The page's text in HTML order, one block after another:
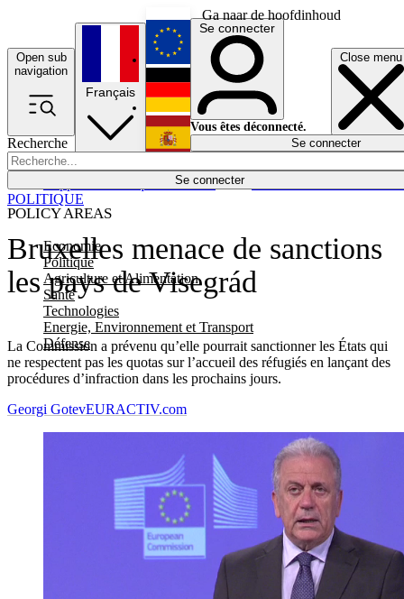
Ga naar de hoofdinhoud
Open sub
navigation
Close menu
Recherche
Se connecter
POLICY AREAS
Economie
Politique
Agriculture et Alimentation
Santé
Technologies
Energie, Environnement et Transport
Défense
Économie
Français
English
Deutsch
Español
Se connecter
Vous êtes déconnecté.
Se connecter
Bruxelles menace de sanctions
les pays de Visegrád
La Commission a prévenu qu’elle pourrait sanctionner les États qui
ne respectent pas les quotas sur l’accueil des réfugiés en lançant des
procédures d’infraction dans les prochains jours.
POLITIQUE
Georgi GotevEURACTIV.com